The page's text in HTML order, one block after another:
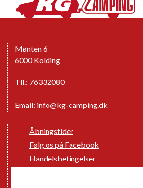
Mønten 6
6000 Kolding
Tlf.: 76332080
Email: info@kg-camping.dk
Åbningstider
Følg os på Facebook
Handelsbetingelser